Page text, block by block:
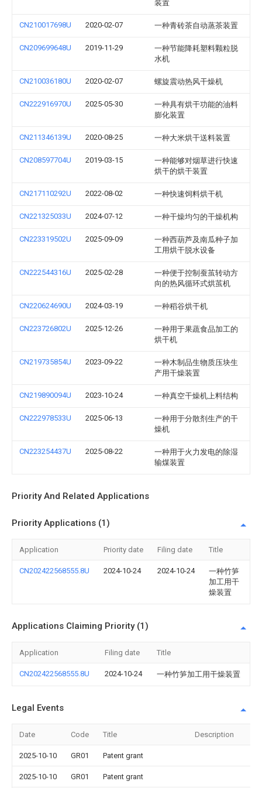
装置
CN210017698U 2020-02-07 一种青砖茶自动蒸茶装置
CN209699648U 2019-11-29
一种节能降耗塑料颗粒脱
水机
CN210036180U 2020-02-07 螺旋震动热风干燥机
CN222916970U 2025-05-30
一种具有烘干功能的油料
膨化装置
CN211346139U 2020-08-25 一种大米烘干送料装置
CN208597704U 2019-03-15
一种能够对烟草进行快速
烘干的烘干装置
CN217110292U 2022-08-02 一种快速饲料烘干机
CN221325033U 2024-07-12 一种干燥均匀的干燥机构
CN223319502U 2025-09-09
一种西葫芦及南瓜种子加
工用烘干脱水设备
CN222544316U 2025-02-28
一种便于控制蚕茧转动方
向的热风循环式烘茧机
CN220624690U 2024-03-19 一种稻谷烘干机
CN223726802U 2025-12-26
一种用于果蔬食品加工的
烘干机
CN219735854U 2023-09-22
一种木制品生物质压块生
产用干燥装置
CN219890094U 2023-10-24 一种真空干燥机上料结构
CN222978533U 2025-06-13
一种用于分散剂生产的干
燥机
CN223254437U 2025-08-22
一种用于火力发电的除湿
输煤装置
Priority And Related Applications
Priority Applications (1)
Application Priority date Filing date Title
CN202422568555.8U 2024-10-24 2024-10-24
一种竹笋
加工用干
燥装置
Applications Claiming Priority (1)
Application Filing date Title
CN202422568555.8U 2024-10-24 一种竹笋加工用干燥装置
Legal Events
Date Code Title Description
2025-10-10 GR01 Patent grant
2025-10-10 GR01 Patent grant